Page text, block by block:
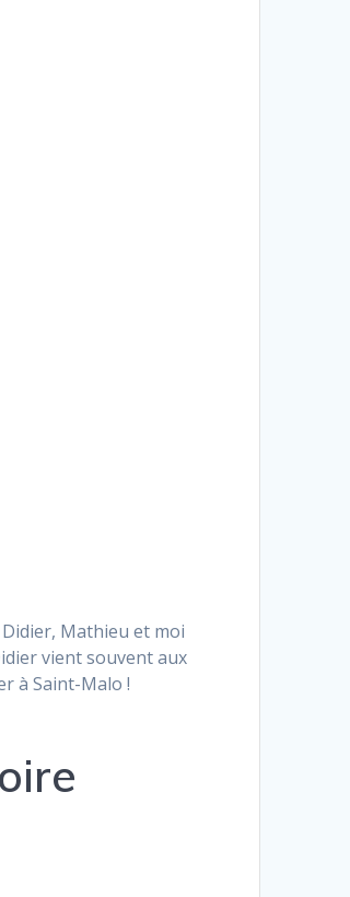
Mathieu et moi
vient souvent aux
à Saint-Malo !